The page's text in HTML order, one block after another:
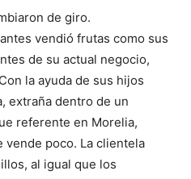
de giro.
vendió frutas como sus
de su actual negocio,
la ayuda de sus hijos
extraña dentro de un
referente en Morelia,
vende poco. La clientela
al igual que los